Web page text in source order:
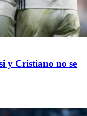
y Cristiano no se